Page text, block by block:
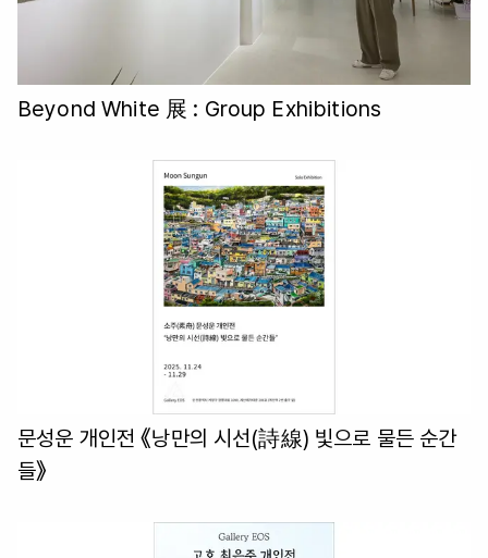
Beyond White 展 : Group Exhibitions
문성운 개인전 《낭만의 시선(詩線) 빛으로 물든 순간
들》